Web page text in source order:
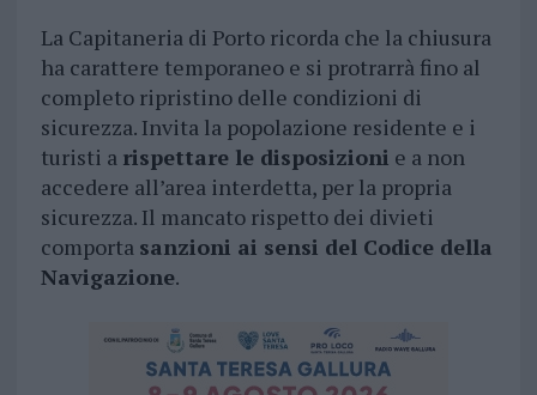
La Capitaneria di Porto ricorda che la chiusura
ha carattere temporaneo e si protrarrà fino al
completo ripristino delle condizioni di
sicurezza. Invita la popolazione residente e i
turisti a rispettare le disposizioni e a non
accedere all’area interdetta, per la propria
sicurezza. Il mancato rispetto dei divieti
comporta sanzioni ai sensi del Codice della
Navigazione.